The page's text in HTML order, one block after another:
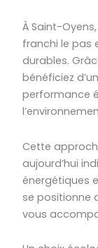
À Saint-
franchi le pas
durables.
bénéficiez
performance
Cette
aujourd’hui
énergétiques
se positionne
vous